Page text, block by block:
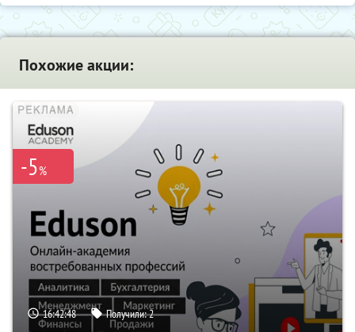
Похожие акции:
-5%
16:42:47 Получили:2